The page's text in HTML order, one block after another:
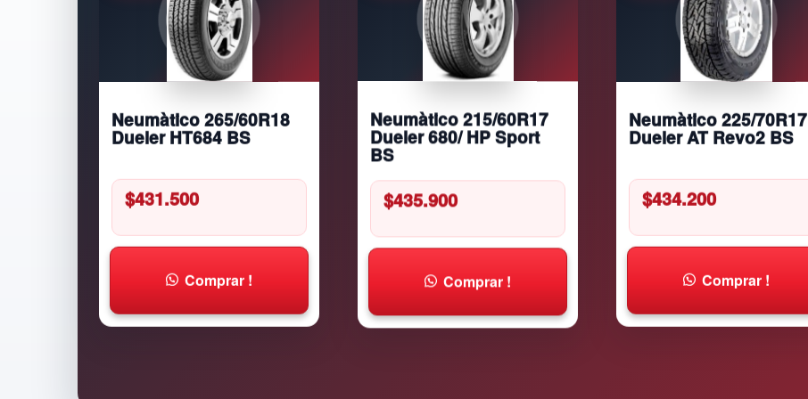
n
t
i
d
d
Neumàtico 265/60R18
Dueler HT684 BS
$431.500
Comprar !
Neumàtico 215/60R17
Dueler 680/ HP Sport
BS
$435.900
Comprar !
Neumàtico 225/70R17
Dueler AT Revo2 BS
$434.200
Comprar !